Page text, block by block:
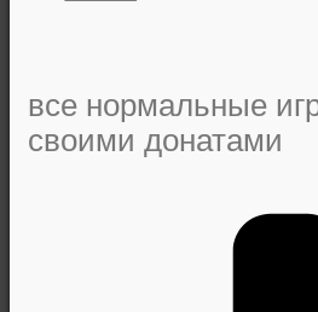
все нормальные
своими донатами